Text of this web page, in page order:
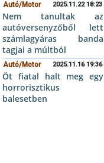
Autó/Motor 2025.11.22 18:23
Nem tanultak az
autóversenyzőből lett
számlagyáras banda
tagjai a múltból
Autó/Motor 2025.11.16 19:36
Öt fiatal halt meg egy
horrorisztikus
balesetben